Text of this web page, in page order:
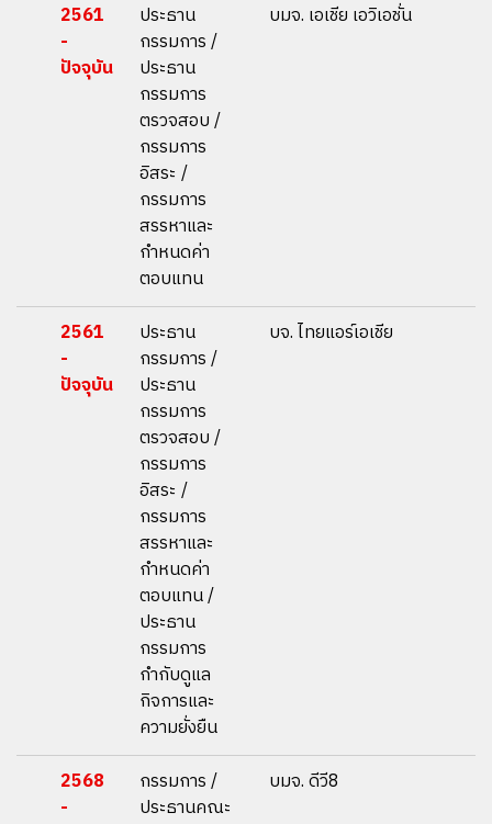
2561
-
ปัจจุบัน
ประธาน
กรรมการ /
ประธาน
กรรมการ
ตรวจสอบ /
กรรมการ
อิสระ /
กรรมการ
สรรหาและ
กำหนดค่า
ตอบแทน
บมจ. เอเชีย เอวิเอชั่น
2561
-
ปัจจุบัน
ประธาน
กรรมการ /
ประธาน
กรรมการ
ตรวจสอบ /
กรรมการ
อิสระ /
กรรมการ
สรรหาและ
กำหนดค่า
ตอบแทน /
ประธาน
กรรมการ
กำกับดูแล
กิจการและ
ความยั่งยืน
บจ. ไทยแอร์เอเชีย
2568
-
กรรมการ /
ประธานคณะ
บมจ. ดีวี8